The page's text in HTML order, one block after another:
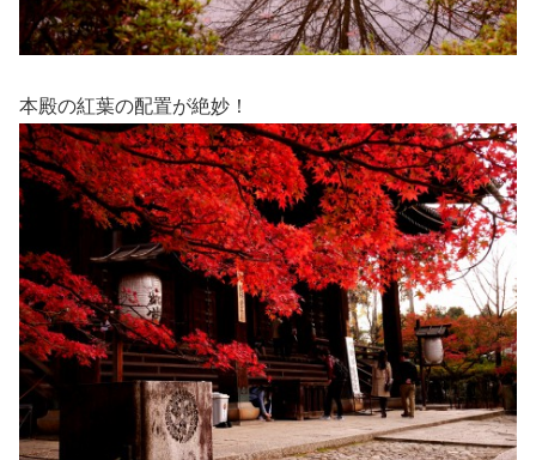
本殿の紅葉の配置が絶妙！